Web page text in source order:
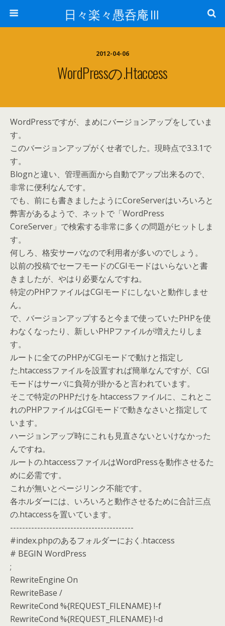
日々楽々愚呑庵Ⅲ
2012-04-06
WordPressの.htaccess
WordPressですが、まめにバージョンアップをしていま
す。
このバージョンアップがくせ者でした。現時点で3.3.1で
す。
Blognと違い、管理画面から自動でアップ出来るので、
非常に便利なんです。
でも、前にも書きましたようにCoreServerはいろいろと
弊害があるようで、ネットで「WordPress
CoreServer」で検索する非常に多くの問題がヒットしま
す。
何しろ、格安サーバなので利用者が多いのでしょう。
以前の投稿でセーフモードのCGIモードはいらないと書
きましたが、やはり必要なんですね。
特定のPHPファイルはCGIモードにしないと動作しませ
ん。
で、バージョンアップすると今まで使っていたPHPを使
わなくなったり、新しいPHPファイルが増えたりしま
す。
ルートに全てのPHPがCGIモードで動けと指定し
た.htaccessファイルを設置すれば簡単なんですが、CGI
モードはサーバに負荷が掛かると言われています。
そこで特定のPHPだけを.htaccessファイルに、これとこ
れのPHPファイルはCGIモードで動きなさいと指定して
います。
ハージョンアップ時にこれも見直さないといけなかった
んですね。
ルートの.htaccessファイルはWordPressを動作させるた
めに必需です。
これが無いとページリンク不能です。
各ホルダーには、いろいろと動作させるために合計三点
の.htaccessを置いています。
-----------------------------------------
#index.phpのあるフォルダーにおく.htaccess
# BEGIN WordPress
;
RewriteEngine On
RewriteBase /
RewriteCond %{REQUEST_FILENAME} !-f
RewriteCond %{REQUEST_FILENAME} !-d